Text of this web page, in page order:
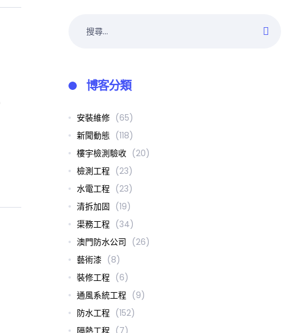
博客分類
安裝維修 (65)
新聞動態 (118)
樓宇檢測驗收 (20)
檢測工程 (23)
水電工程 (23)
清拆加固 (19)
渠務工程 (34)
澳門防水公司 (26)
藝術漆 (8)
裝修工程 (6)
通風系統工程 (9)
防水工程 (152)
隔熱工程 (7)